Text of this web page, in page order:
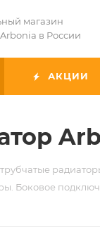
магазин
в России
АКЦИИ
Боковое